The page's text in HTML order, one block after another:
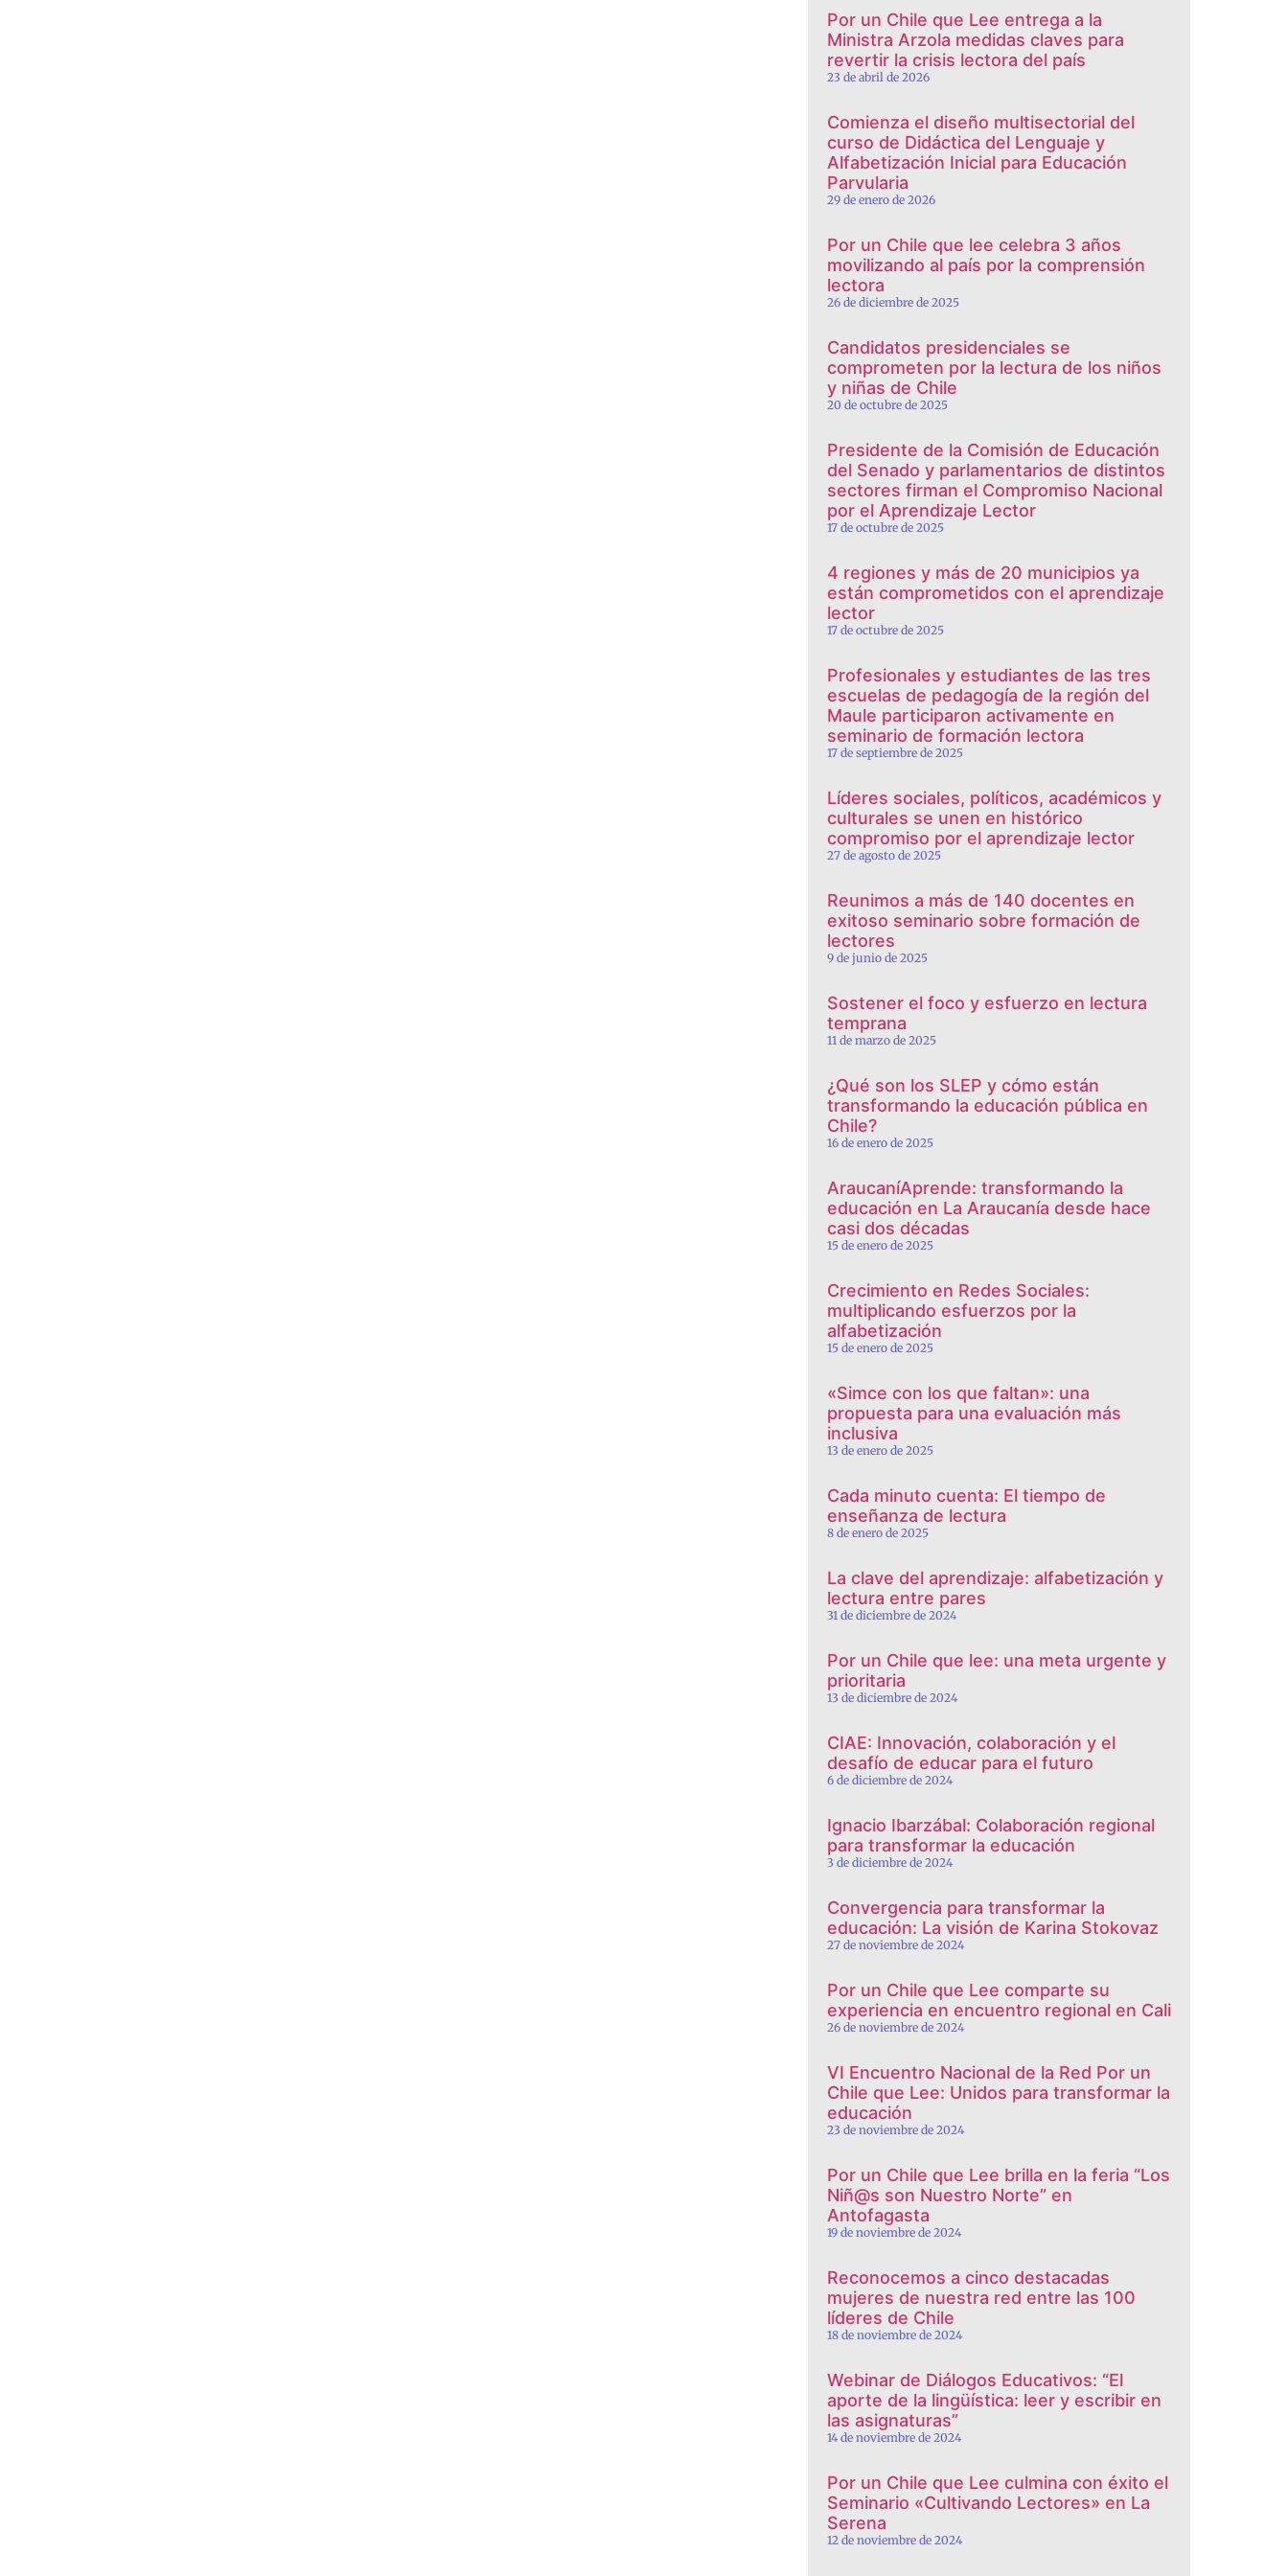
Por un Chile que Lee entrega a la
Ministra Arzola medidas claves para
revertir la crisis lectora del país
23 de abril de 2026
Comienza el diseño multisectorial del
curso de Didáctica del Lenguaje y
Alfabetización Inicial para Educación
Parvularia
29 de enero de 2026
Por un Chile que lee celebra 3 años
movilizando al país por la comprensión
lectora
26 de diciembre de 2025
Candidatos presidenciales se
comprometen por la lectura de los niños
y niñas de Chile
20 de octubre de 2025
Presidente de la Comisión de Educación
del Senado y parlamentarios de distintos
sectores firman el Compromiso Nacional
por el Aprendizaje Lector
17 de octubre de 2025
4 regiones y más de 20 municipios ya
están comprometidos con el aprendizaje
lector
17 de octubre de 2025
Profesionales y estudiantes de las tres
escuelas de pedagogía de la región del
Maule participaron activamente en
seminario de formación lectora
17 de septiembre de 2025
Líderes sociales, políticos, académicos y
culturales se unen en histórico
compromiso por el aprendizaje lector
27 de agosto de 2025
Reunimos a más de 140 docentes en
exitoso seminario sobre formación de
lectores
9 de junio de 2025
Sostener el foco y esfuerzo en lectura
temprana
11 de marzo de 2025
¿Qué son los SLEP y cómo están
transformando la educación pública en
Chile?
16 de enero de 2025
AraucaníAprende: transformando la
educación en La Araucanía desde hace
casi dos décadas
15 de enero de 2025
Crecimiento en Redes Sociales:
multiplicando esfuerzos por la
alfabetización
15 de enero de 2025
«Simce con los que faltan»: una
propuesta para una evaluación más
inclusiva
13 de enero de 2025
Cada minuto cuenta: El tiempo de
enseñanza de lectura
8 de enero de 2025
La clave del aprendizaje: alfabetización y
lectura entre pares
31 de diciembre de 2024
Por un Chile que lee: una meta urgente y
prioritaria
13 de diciembre de 2024
CIAE: Innovación, colaboración y el
desafío de educar para el futuro
6 de diciembre de 2024
Ignacio Ibarzábal: Colaboración regional
para transformar la educación
3 de diciembre de 2024
Convergencia para transformar la
educación: La visión de Karina Stokovaz
27 de noviembre de 2024
Por un Chile que Lee comparte su
experiencia en encuentro regional en Cali
26 de noviembre de 2024
VI Encuentro Nacional de la Red Por un
Chile que Lee: Unidos para transformar la
educación
23 de noviembre de 2024
Por un Chile que Lee brilla en la feria “Los
Niñ@s son Nuestro Norte” en
Antofagasta
19 de noviembre de 2024
Reconocemos a cinco destacadas
mujeres de nuestra red entre las 100
líderes de Chile
18 de noviembre de 2024
Webinar de Diálogos Educativos: “El
aporte de la lingüística: leer y escribir en
las asignaturas”
14 de noviembre de 2024
Por un Chile que Lee culmina con éxito el
Seminario «Cultivando Lectores» en La
Serena
12 de noviembre de 2024